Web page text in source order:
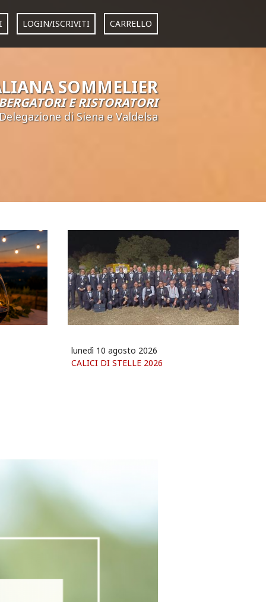
LOGIN/ISCRIVITI CARRELLO
SOMMELIER
E RISTORATORI
di Siena e Valdelsa
lunedì 10 agosto 2026
CALICI DI STELLE 2026